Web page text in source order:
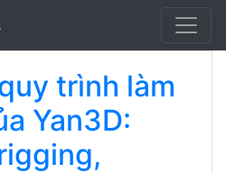
trình làm
Yan3D: